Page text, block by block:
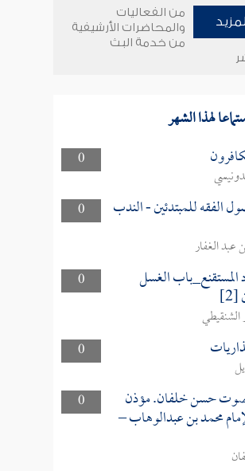
من الفعاليات
والمحاضرات الأرشيفية
من خدمة البث
لهذا الشهر
0
0
الفقه للمبتدئين - الندب
الغفار
0
الغسل
الشنقيطي
0
0
حسن خلفان. مؤذن
محمد بن عبدالوهاب –